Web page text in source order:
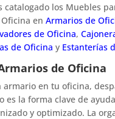
catalogado los Muebles
en Armarios de
de Oficina,
de Oficina y Estanterías
de Oficina
en tu oficina,
es la forma clave de
y optimizado. La